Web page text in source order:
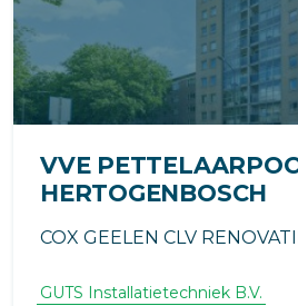
VVE
HERTOGENBOSCH
COX GEELEN CLV
GUTS Installatietechniek B.V.